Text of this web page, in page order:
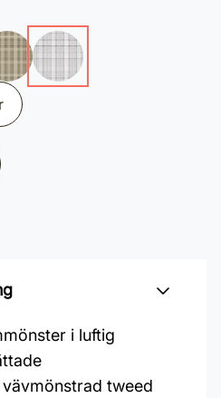
i luftig
tweed